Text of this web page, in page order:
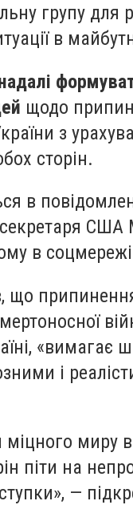
групу для
в
щодо
з
сторін.
в
США
в
що
«вимагає
і
міцного миру
піти на
—